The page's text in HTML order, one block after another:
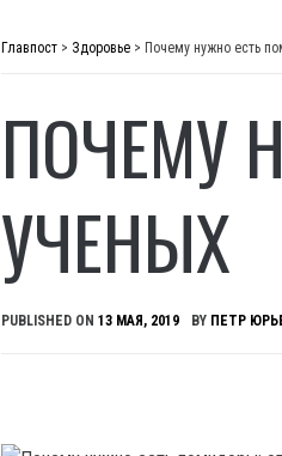
Главпост > Здоровье > Почему нужно есть
ПОЧЕМУ
УЧЕНЫХ
PUBLISHED ON 13 МАЯ, 2019 BY ПЕТР